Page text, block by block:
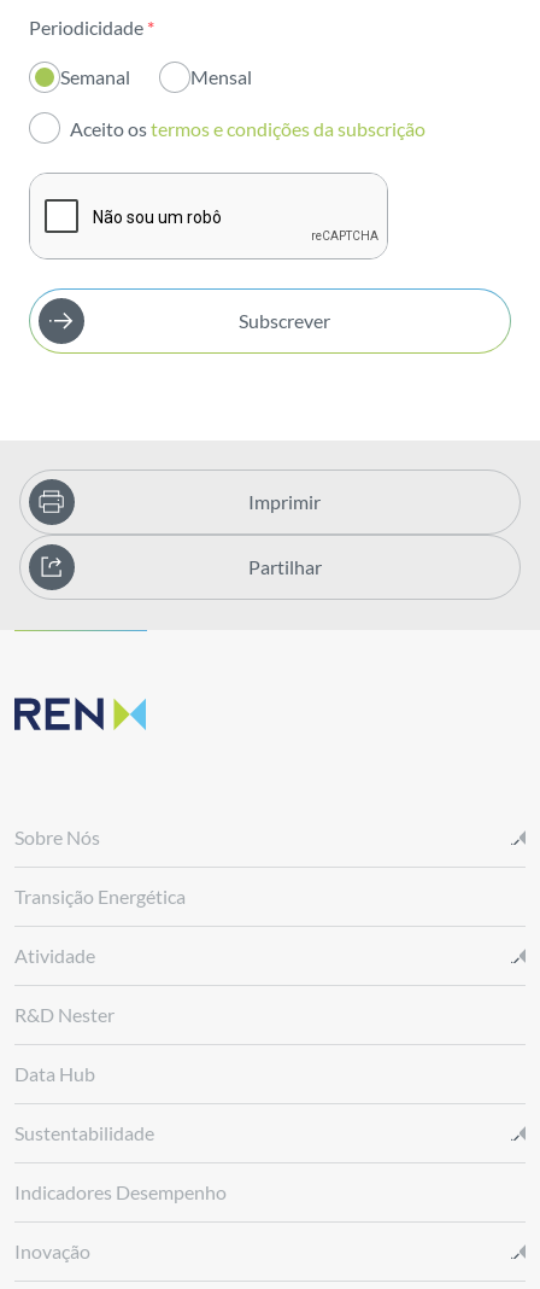
Inovação
Investidores
Publicações
Periodicidade *
Semanal Mensal
Aceito ostermos e condições da subscrição
Subscrever
Imprimir
Partilhar
Sobre Nós
Transição Energética
Atividade
R&D Nester
Data Hub
Sustentabilidade
Indicadores Desempenho
Inovação